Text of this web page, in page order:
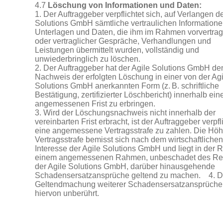
4.7 Löschung von Informationen und Daten:
1. Der Auftraggeber verpflichtet sich, auf Verlangen
Solutions GmbH sämtliche vertraulichen
Unterlagen und Daten, die ihm im Rahmen
oder vertraglicher Gespräche, Verhandlungen und
Leistungen übermittelt wurden, vollständig und
unwiederbringlich zu löschen.
2. Der Auftraggeber hat der Agile Solutions GmbH
Nachweis der erfolgten Löschung in einer von der
Solutions GmbH anerkannten Form (z. B. schriftliche
Bestätigung, zertifizierter Löschbericht) innerhalb
angemessenen Frist zu erbringen.
3. Wird der Löschungsnachweis nicht innerhalb der
vereinbarten Frist erbracht, ist der Auftraggeber
eine angemessene Vertragsstrafe zu zahlen. Die
Vertragsstrafe bemisst sich nach dem wirtschaftlichen
Interesse der Agile Solutions GmbH und liegt in der
einem angemessenen Rahmen, unbeschadet des
der Agile Solutions GmbH, darüber hinausgehende
Schadensersatzansprüche geltend zu machen. 4.
Geltendmachung weiterer
hiervon unberührt.